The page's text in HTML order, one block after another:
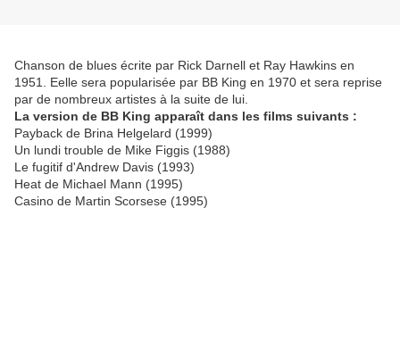
Chanson de blues écrite par Rick Darnell et Ray Hawkins en
1951. Eelle sera popularisée par BB King en 1970 et sera reprise
par de nombreux artistes à la suite de lui.
La version de BB King apparaît dans les films suivants :
Payback de Brina Helgelard (1999)
Un lundi trouble de Mike Figgis (1988)
Le fugitif d'Andrew Davis (1993)
Heat de Michael Mann (1995)
Casino de Martin Scorsese (1995)